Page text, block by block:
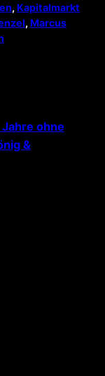
, Kapitalmarkt
, Marcus
ohne
&